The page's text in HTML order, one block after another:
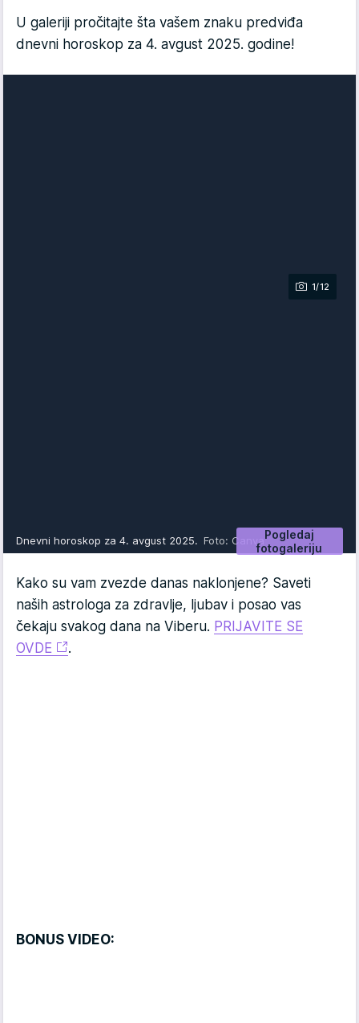
U galeriji pročitajte šta vašem znaku predviđa
dnevni horoskop za 4. avgust 2025. godine!
1/12
Pogledaj
fotogaleriju
Dnevni horoskop za 4. avgust 2025. Foto: Canva
Kako su vam zvezde danas naklonjene? Saveti
naših astrologa za zdravlje, ljubav i posao vas
čekaju svakog dana na Viberu. PRIJAVITE SE
OVDE
.
BONUS VIDEO: